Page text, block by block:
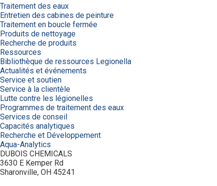
Traitement des eaux
Entretien des cabines de peinture
Traitement en boucle fermée
Produits de nettoyage
Recherche de produits
Ressources
Bibliothèque de ressources Legionella
Actualités et événements
Service et soutien
Service à la clientèle
Lutte contre les légionelles
Programmes de traitement des eaux
Services de conseil
Capacités analytiques
Recherche et Développement
Aqua-Analytics
DUBOIS CHEMICALS
3630 E Kemper Rd
Sharonville, OH 45241